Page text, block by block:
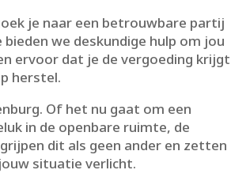
je naar een betrouwbare partij
we deskundige hulp om jou
ervoor dat je de vergoeding krijgt
herstel.​
Of het nu gaat om een
in de openbare ruimte, de
dit als geen ander en zetten
situatie verlicht.​